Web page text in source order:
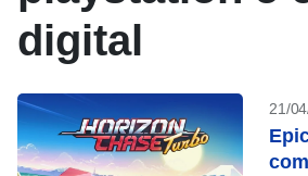
digital
21/